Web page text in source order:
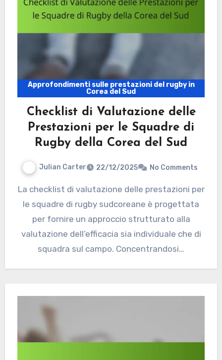
Approfondimenti sulle prestazioni del rugby in
Corea del Sud
Checklist di Valutazione delle
Prestazioni per le Squadre di
Rugby della Corea del Sud
Julian Carter 22/12/2025 No Comments
La checklist di valutazione delle prestazioni per
le squadre di rugby sudcoreane è progettata
per fornire un approccio strutturato alla
valutazione dell’efficacia sia individuale che di
squadra sul campo. Concentrandosi…